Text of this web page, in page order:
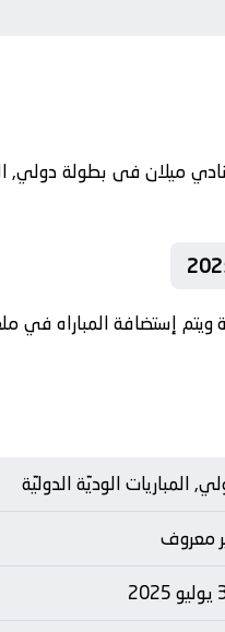
إستضافة المباراه في
المباريات الوديّة الدوليّة
معروف